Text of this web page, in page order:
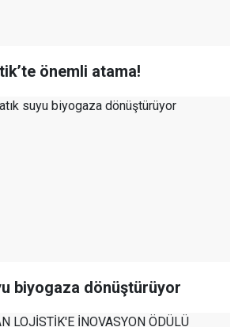
önemli atama!
biyogaza dönüştürüyor